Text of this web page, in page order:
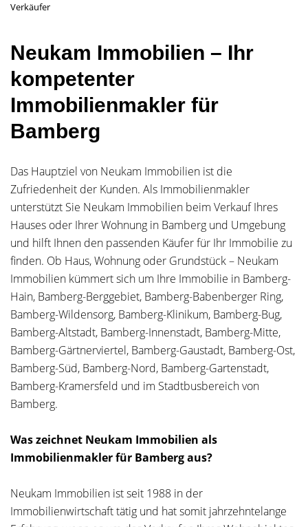
Verkäufer
Neukam Immobilien – Ihr
kompetenter
Immobilienmakler für
Bamberg
Das Hauptziel von Neukam Immobilien ist die
Zufriedenheit der Kunden. Als Immobilienmakler
unterstützt Sie Neukam Immobilien beim Verkauf Ihres
Hauses oder Ihrer Wohnung in Bamberg und Umgebung
und hilft Ihnen den passenden Käufer für Ihr Immobilie zu
finden. Ob Haus, Wohnung oder Grundstück – Neukam
Immobilien kümmert sich um Ihre Immobilie in Bamberg-
Hain, Bamberg-Berggebiet, Bamberg-Babenberger Ring,
Bamberg-Wildensorg, Bamberg-Klinikum, Bamberg-Bug,
Bamberg-Altstadt, Bamberg-Innenstadt, Bamberg-Mitte,
Bamberg-Gärtnerviertel, Bamberg-Gaustadt, Bamberg-Ost,
Bamberg-Süd, Bamberg-Nord, Bamberg-Gartenstadt,
Bamberg-Kramersfeld und im Stadtbusbereich von
Bamberg.
Was zeichnet Neukam Immobilien als
Immobilienmakler für Bamberg aus?
Neukam Immobilien ist seit 1988 in der
Immobilienwirtschaft tätig und hat somit jahrzehntelange